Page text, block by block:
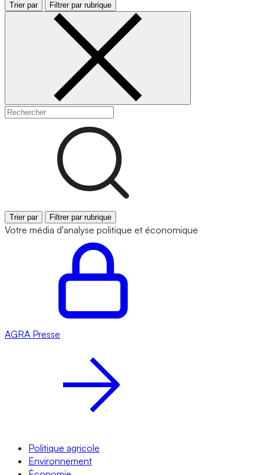
Trier par Filtrer par rubrique
Trier par Filtrer par rubrique
Votre média d'analyse politique et économique
AGRA Presse
Politique agricole
Environnement